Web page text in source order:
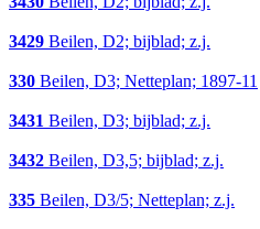
3429 Beilen, D2; bijblad; z.j.
330 Beilen, D3; Netteplan; 1897-11
3431 Beilen, D3; bijblad; z.j.
3432 Beilen, D3,5; bijblad; z.j.
335 Beilen, D3/5; Netteplan; z.j.